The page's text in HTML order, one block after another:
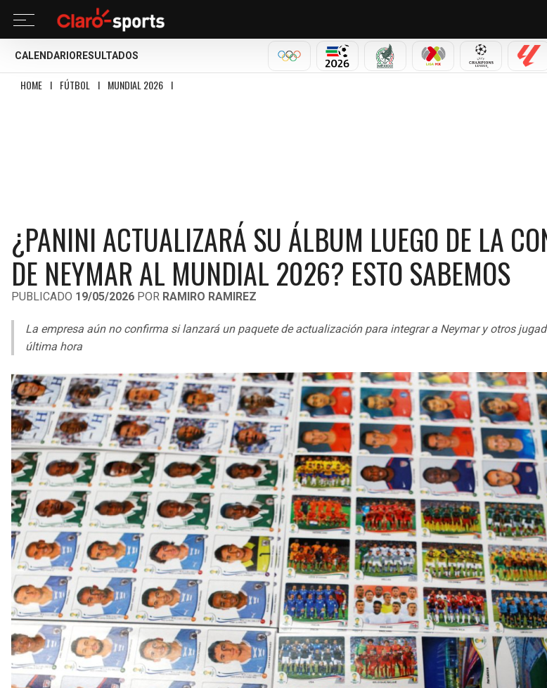
CALENDARIO RESULTADOS
OLÍMPICOSMUNDIAL 2026SELECCIÓN MEXICANA
LIGA MX CHAMPIONS
HOME I FÚTBOL I MUNDIAL 2026 I
¿PANINI ACTUALIZARÁ SU ÁLBUM LUEGO DE LA
DE NEYMAR AL MUNDIAL 2026? ESTO SABEMOS
PUBLICADO 19/05/2026 POR RAMIRO RAMIREZ
La empresa aún no confirma si lanzará un paquete de actualización para integrar a Neymar y otros
última hora